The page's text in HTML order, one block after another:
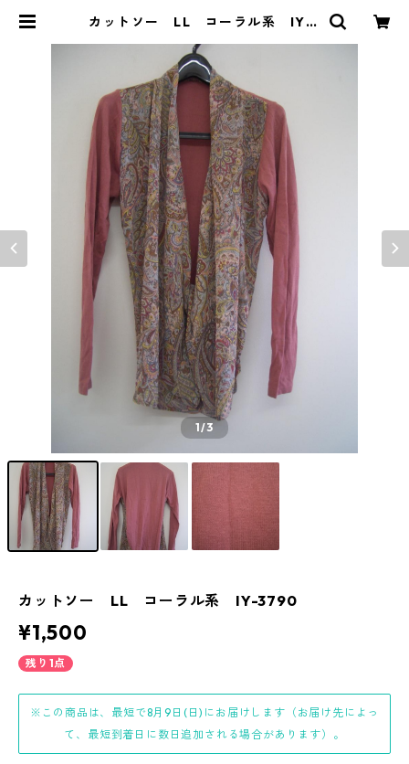
カットソー LL コーラル系 IY-3
1/3
カットソー LL コーラル系 IY-3790
¥1,500
残り1点
※この商品は、最短で8月9日(日)にお届けします（お届け先によっ
て、最短到着日に数日追加される場合があります）。